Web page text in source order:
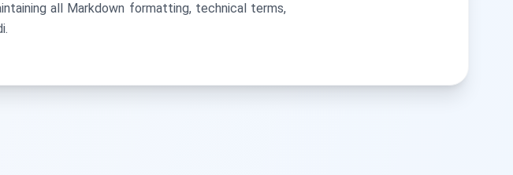
all Markdown formatting, technical terms,